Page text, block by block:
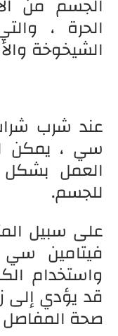
الجسم من
الحرة ،
الشيخوخة
عند شرب
سي ، يمكن
العمل بشكل
للجسم.
على سبيل
فيتامين
واستخدام
قد يؤدي إلى
صحة المفاصل